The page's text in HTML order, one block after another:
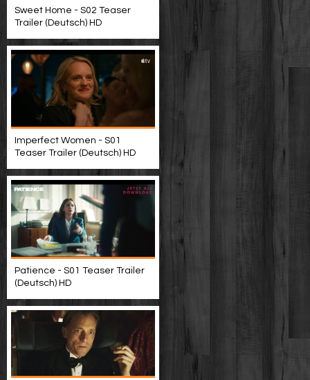
Sweet Home - S02 Teaser
Trailer (Deutsch) HD
Imperfect Women - S01
Teaser Trailer (Deutsch) HD
Patience - S01 Teaser Trailer
(Deutsch) HD